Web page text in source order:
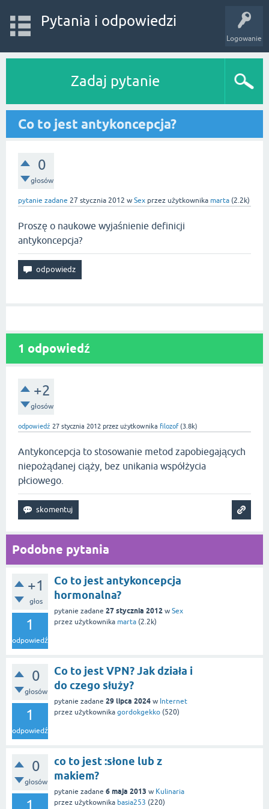
Logowanie
Pytania i odpowiedzi
Zadaj pytanie
Co to jest antykoncepcja?
0
głosów
pytanie zadane 27 stycznia 2012 w Sex przez użytkownika marta (2.2k)
Proszę o naukowe wyjaśnienie definicji
antykoncepcja?
1 odpowiedź
+2
głosów
odpowiedź 27 stycznia 2012 przez użytkownika filozof (3.8k)
Antykoncepcja to stosowanie metod zapobiegających
niepożądanej ciąży, bez unikania współżycia
płciowego.
Podobne pytania
+1
głos
1
odpowiedź
Co to jest antykoncepcja
hormonalna?
pytanie zadane 27 stycznia 2012 w Sex
przez użytkownika marta (2.2k)
0
głosów
1
odpowiedź
Co to jest VPN? Jak działa i
do czego służy?
pytanie zadane 29 lipca 2024 w Internet
przez użytkownika gordokgekko (520)
0
głosów
1
co to jest :słone lub z
makiem?
pytanie zadane 6 maja 2013 w Kulinaria
przez użytkownika basia253 (220)